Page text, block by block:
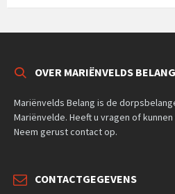
OVER MARIËNVELDS BELANG
Mariënvelds Belang is de
Mariënvelde. Heeft u vragen of
Neem gerust contact op.
CONTACTGEGEVENS